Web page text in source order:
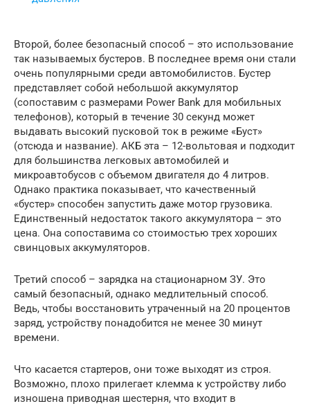
Второй, более безопасный способ – это использование
так называемых бустеров. В последнее время они стали
очень популярными среди автомобилистов. Бустер
представляет собой небольшой аккумулятор
(сопоставим с размерами Power Bank для мобильных
телефонов), который в течение 30 секунд может
выдавать высокий пусковой ток в режиме «Буст»
(отсюда и название). АКБ эта – 12-вольтовая и подходит
для большинства легковых автомобилей и
микроавтобусов с объемом двигателя до 4 литров.
Однако практика показывает, что качественный
«бустер» способен запустить даже мотор грузовика.
Единственный недостаток такого аккумулятора – это
цена. Она сопоставима со стоимостью трех хороших
свинцовых аккумуляторов.
Третий способ – зарядка на стационарном ЗУ. Это
самый безопасный, однако медлительный способ.
Ведь, чтобы восстановить утраченный на 20 процентов
заряд, устройству понадобится не менее 30 минут
времени.
Что касается стартеров, они тоже выходят из строя.
Возможно, плохо прилегает клемма к устройству либо
изношена приводная шестерня, что входит в